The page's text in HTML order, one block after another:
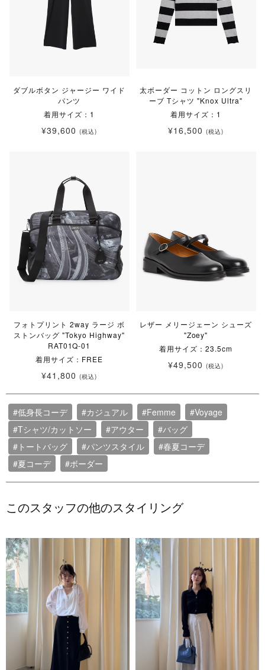
ダブルボタン ジャージー ワイド
パンツ
着用サイズ：1
¥39,600 (税込)
太ボーダー コットン ロングスリ
ーブ Tシャツ "Knox Ultra"
着用サイズ：1
¥16,500 (税込)
フォトプリント 2way ラージ ボ
ストンバッグ "Tokyo Highway"
RAT01Q-01
着用サイズ：FREE
¥41,800 (税込)
レザー メリージェーン シューズ
"Zoey"
着用サイズ：23.5cm
¥49,500 (税込)
#低身長コーデ #カジュアル #Femme
#Voyage
#Tシャツ/カットソー
#アウター
#バッグ
#トートバッグ
#パンツスタイル
#春夏コーデ
#夏コーデ
#ボーダー
このスタッフの他のスタイリング